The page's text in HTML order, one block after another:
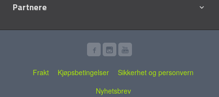
Partnere
Frakt Kjøpsbetingelser
Sikkerhet og personvern
Nyhetsbrev